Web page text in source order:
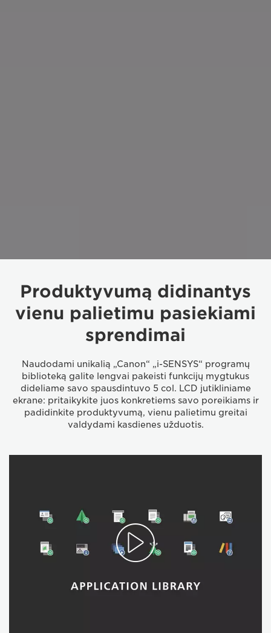
Produktyvumą didinantys
vienu palietimu pasiekiami
sprendimai
Naudodami unikalią „Canon“ „i-SENSYS“ programų
biblioteką galite lengvai pakeisti funkcijų mygtukus
dideliame savo spausdintuvo 5 col. LCD jutikliniame
ekrane: pritaikykite juos konkretiems savo poreikiams ir
padidinkite produktyvumą, vienu palietimu greitai
valdydami kasdienes užduotis.